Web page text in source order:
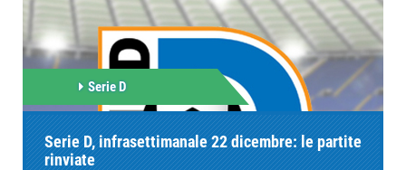
Serie D
Serie D, infrasettimanale 22 dicembre: le partite
rinviate